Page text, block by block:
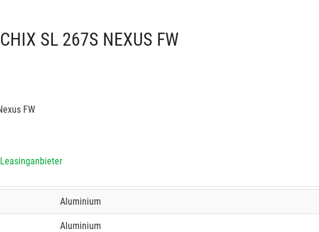
CHIX SL 267S NEXUS FW
Leasinganbieter
Aluminium
Aluminium